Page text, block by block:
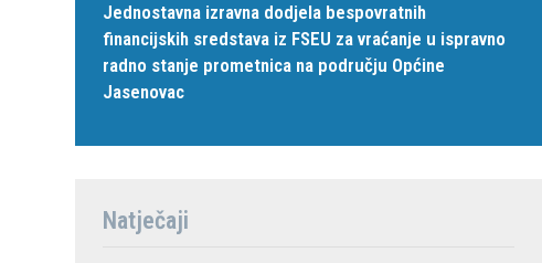
Jednostavna izravna dodjela bespovratnih
financijskih sredstava iz FSEU za vraćanje u ispravno
radno stanje prometnica na području Općine
Jasenovac
Natječaji